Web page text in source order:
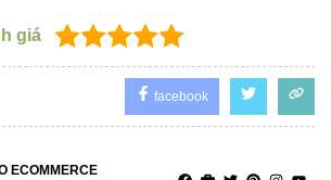
giá
facebook
ECOMMERCE